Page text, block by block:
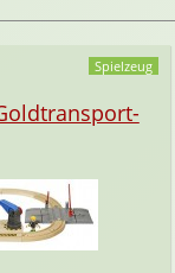
Spielzeug